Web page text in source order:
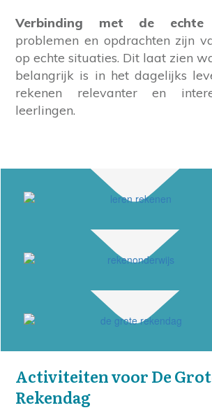
Verbinding met de echte
problemen en opdrachten zijn
op echte situaties. Dit laat zien
belangrijk is in het dagelijks
rekenen relevanter en
leerlingen.
Activiteiten voor De
Rekendag